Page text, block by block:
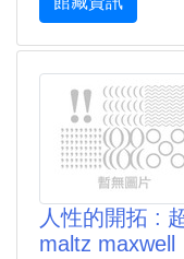
人性的開拓 :
maltz maxwell